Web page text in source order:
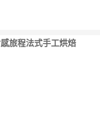
旅程法式手工烘焙